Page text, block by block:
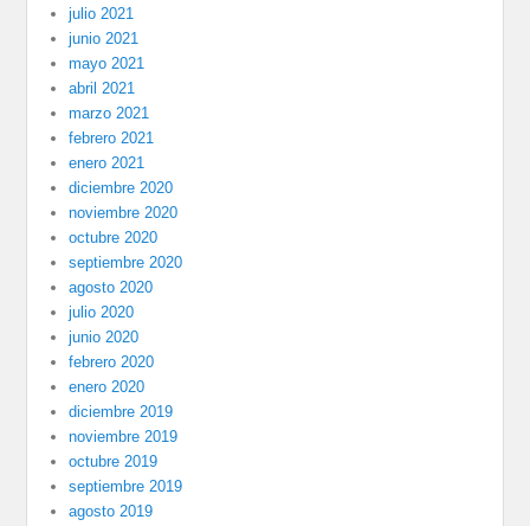
julio 2021
junio 2021
mayo 2021
abril 2021
marzo 2021
febrero 2021
enero 2021
diciembre 2020
noviembre 2020
octubre 2020
septiembre 2020
agosto 2020
julio 2020
junio 2020
febrero 2020
enero 2020
diciembre 2019
noviembre 2019
octubre 2019
septiembre 2019
agosto 2019